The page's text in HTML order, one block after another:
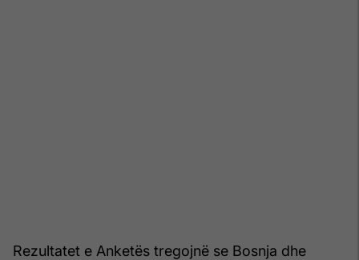
Rezultatet e Anketës tregojnë se Bosnja dhe